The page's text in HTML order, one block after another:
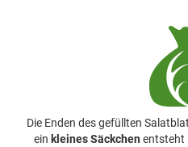
Die Enden des gefüllten
ein kleinesSäckchen entsteht